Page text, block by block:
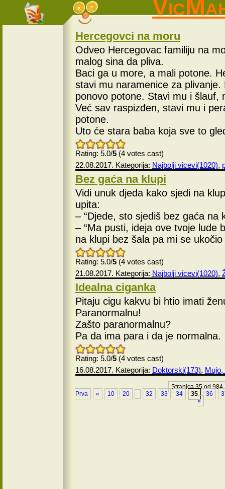
Hercegovci na moru
Odveo Hercegovac familiju na
malog sina da pliva.
Baci ga u more, a mali potone.
stavi mu naramenice za
ponovo potone. Stavi mu i šlauf,
Već sav raspizđen, stavi mu i
potone.
Uto će stara baba koja sve to
Rating: 5.0/5 (4 votes cast)
22.08.2017. Kategorija: Najbolji vicevi(1020),
Bez gaća na klupi
Vidi unuk djeda kako sjedi na
upita:
– “Djede, sto sjediš bez gaća na
– “Ma pusti, ideja ove tvoje lude
na klupi bez šala pa mi se ukočio
Rating: 5.0/5 (4 votes cast)
21.08.2017. Kategorija: Najbolji vicevi(1020),
Idealna ciganka
Pitaju cigu kakvu bi htio imati
Paranormalnu!
Zašto paranormalnu?
Pa da ima para i da je normalna.
Rating: 5.0/5 (4 votes cast)
16.08.2017. Kategorija: Doktorski(173), Mujo,
Stranica 35 od 984
Prva
« 10 20 32 33 34 35 36
»